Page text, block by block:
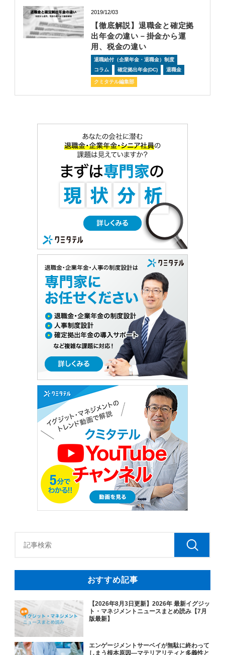
2019/12/03
【徹底解説】退職金と確定拠
出年金の違い－掛金から運
用、税金の違い
退職給付（企業年金・退職金）制度
コラム
確定拠出年金(DC) 退職金
クミタテル編集部
おすすめ記事
【2026年8月3日更新】2026年 最新イグジッ
ト・マネジメントニュースまとめ読み【7月
版最新】
エンゲージメントサーベイが無駄に終わって
しまう根本原因―マテリアリティと多義性と